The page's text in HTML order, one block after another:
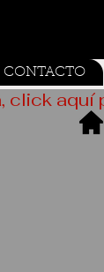
CONTACTO